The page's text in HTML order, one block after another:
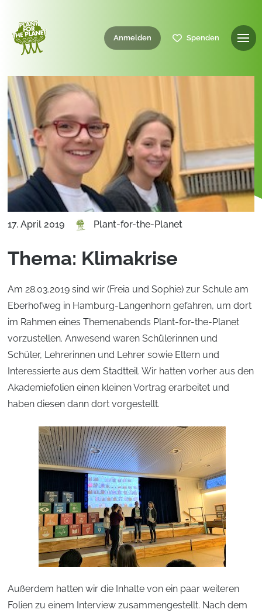
Anmelden Spenden
17. April 2019 Plant-for-the-Planet
Thema: Klimakrise
Am 28.03.2019 sind wir (Freia und Sophie) zur Schule am
Eberhofweg in Hamburg-Langenhorn gefahren, um dort
im Rahmen eines Themenabends Plant-for-the-Planet
vorzustellen. Anwesend waren Schülerinnen und
Schüler, Lehrerinnen und Lehrer sowie Eltern und
Interessierte aus dem Stadtteil. Wir hatten vorher aus den
Akademiefolien einen kleinen Vortrag erarbeitet und
haben diesen dann dort vorgestellt.
Außerdem hatten wir die Inhalte von ein paar weiteren
Folien zu einem Interview zusammengestellt. Nach dem